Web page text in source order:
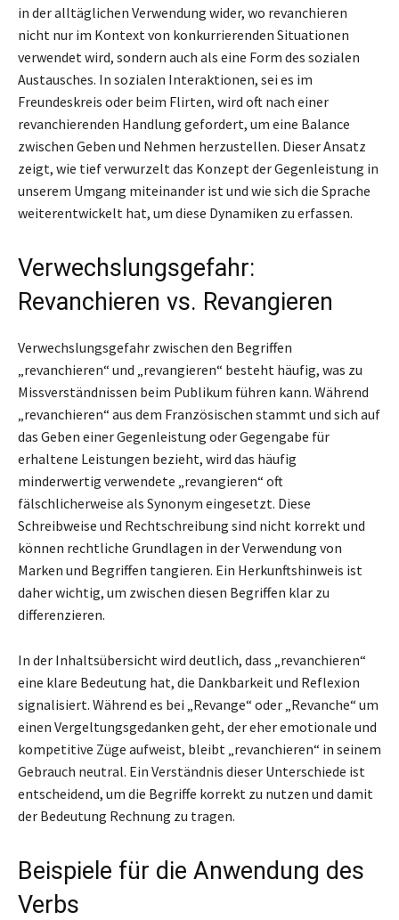
in der alltäglichen Verwendung wider, wo revanchieren
nicht nur im Kontext von konkurrierenden Situationen
verwendet wird, sondern auch als eine Form des sozialen
Austausches. In sozialen Interaktionen, sei es im
Freundeskreis oder beim Flirten, wird oft nach einer
revanchierenden Handlung gefordert, um eine Balance
zwischen Geben und Nehmen herzustellen. Dieser Ansatz
zeigt, wie tief verwurzelt das Konzept der Gegenleistung in
unserem Umgang miteinander ist und wie sich die Sprache
weiterentwickelt hat, um diese Dynamiken zu erfassen.
Verwechslungsgefahr:
Revanchieren vs. Revangieren
Verwechslungsgefahr zwischen den Begriffen
„revanchieren“ und „revangieren“ besteht häufig, was zu
Missverständnissen beim Publikum führen kann. Während
„revanchieren“ aus dem Französischen stammt und sich auf
das Geben einer Gegenleistung oder Gegengabe für
erhaltene Leistungen bezieht, wird das häufig
minderwertig verwendete „revangieren“ oft
fälschlicherweise als Synonym eingesetzt. Diese
Schreibweise und Rechtschreibung sind nicht korrekt und
können rechtliche Grundlagen in der Verwendung von
Marken und Begriffen tangieren. Ein Herkunftshinweis ist
daher wichtig, um zwischen diesen Begriffen klar zu
differenzieren.
In der Inhaltsübersicht wird deutlich, dass „revanchieren“
eine klare Bedeutung hat, die Dankbarkeit und Reflexion
signalisiert. Während es bei „Revange“ oder „Revanche“ um
einen Vergeltungsgedanken geht, der eher emotionale und
kompetitive Züge aufweist, bleibt „revanchieren“ in seinem
Gebrauch neutral. Ein Verständnis dieser Unterschiede ist
entscheidend, um die Begriffe korrekt zu nutzen und damit
der Bedeutung Rechnung zu tragen.
Beispiele für die Anwendung des
Verbs